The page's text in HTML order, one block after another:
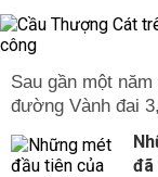
Sau gần một
đường Vành đai
đã